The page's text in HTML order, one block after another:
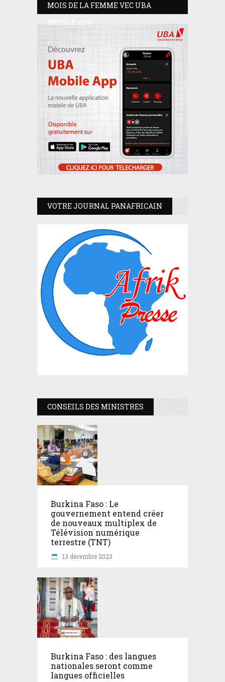
MOIS DE LA FEMME VEC UBA
MOBILE APP
VOTRE JOURNAL PANAFRICAIN
CONSEILS DES MINISTRES
Burkina Faso : Le
gouvernement entend créer
de nouveaux multiplex de
Télévision numérique
terrestre (TNT)
13 décembre 2023
Burkina Faso : des langues
nationales seront comme
langues officielles